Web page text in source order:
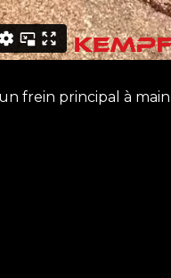
frein principal à